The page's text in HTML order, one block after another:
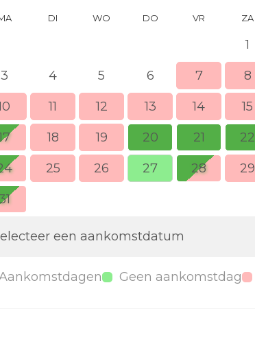
DI WO DO VR ZA
1
3 4 5 6 7 8
11 12 13 14 15
18 19 20 21 22
25 26 27 28 29
een aankomstdatum
Geen aankomstdag